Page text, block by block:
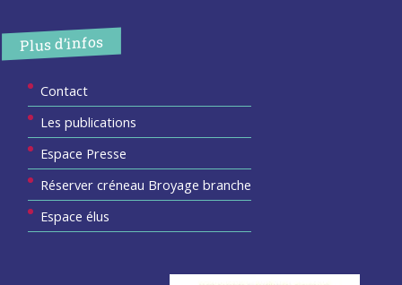
Plus d’infos
Contact
Les publications
Espace Presse
Réserver créneau Broyage branche
Espace élus